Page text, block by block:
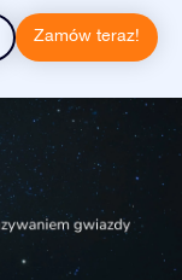
Zamów teraz!